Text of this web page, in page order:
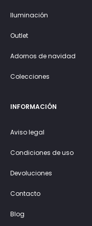
Iluminación
Outlet
Adornos de navidad
Colecciones
INFORMACIÓN
Aviso legal
Condiciones de uso
Devoluciones
Contacto
Blog